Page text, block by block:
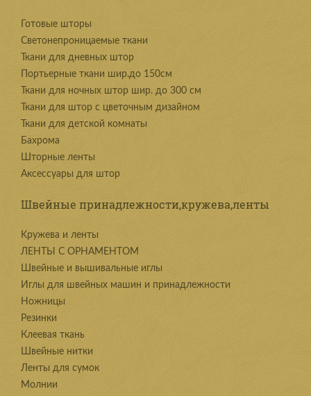
Готовые шторы
Светонепроницаемые ткани
Ткани для дневных штор
Портьерные ткани шир.до 150см
Ткани для ночных штор шир. до 300 см
Ткани для штор с цветочным дизайном
Ткани для детской комнаты
Бахрома
Шторные ленты
Аксессуары для штор
Швейные принадлежности,кружева,ленты
Kружева и ленты
ЛЕНТЫ С ОРНАМЕНТОМ
Швейные и вышивальные иглы
Иглы для швейных машин и принадлежности
Ножницы
Резинки
Клеевая ткань
Швейные нитки
Ленты для сумок
Молнии